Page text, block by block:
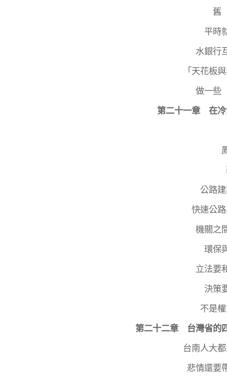
舊
平時
水銀行
「天花板
做一些
第二十一章 在冷
公路
快速公
機關之
環保
立法要
決策
不是
第二十二章 台灣省的
台南人大
悲情還要